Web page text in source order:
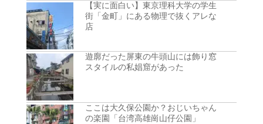
【実に面白い】東京理科大学の学生
街「金町」にある物理で抜くアレな
店
遊廓だった屏東の牛頭山には飾り窓
スタイルの私娼窟があった
ここは大久保公園か？おじいちゃん
の楽園「台湾高雄崗山仔公園」